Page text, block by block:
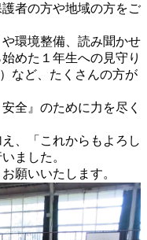
者の方や地域の方をご
環境整備、読み聞かせ
めた１年生への見守り
など、たくさんの方が
全』のために力を尽く
、「これからもよろし
ました。
願いいたします。